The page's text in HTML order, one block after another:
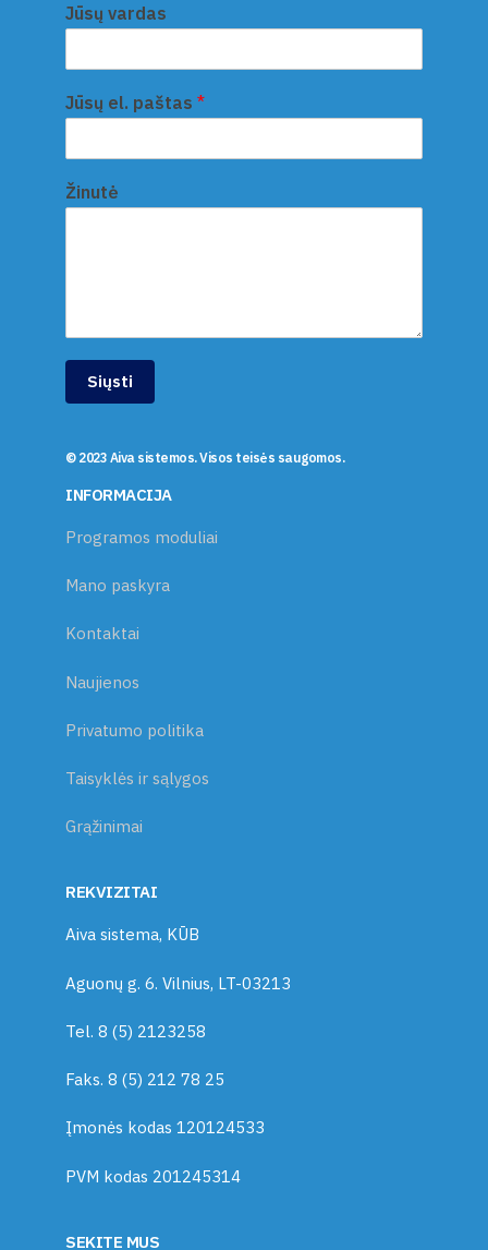
Jūsų vardas
Jūsų el. paštas *
Žinutė
Siųsti
© 2023 Aiva sistemos. Visos teisės saugomos.
INFORMACIJA
Programos moduliai
Mano paskyra
Kontaktai
Naujienos
Privatumo politika
Taisyklės ir sąlygos
Grąžinimai
REKVIZITAI
Aiva sistema, KŪB
Aguonų g. 6. Vilnius, LT-03213
Tel. 8 (5) 2123258
Faks. 8 (5) 212 78 25
Įmonės kodas 120124533
PVM kodas 201245314
SEKITE MUS